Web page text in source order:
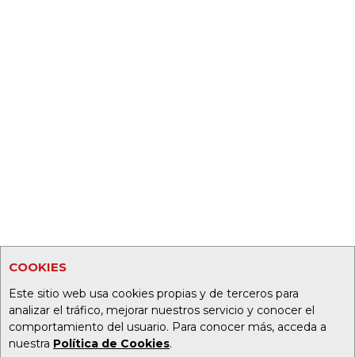
COOKIES
Este sitio web usa cookies propias y de terceros para
analizar el tráfico, mejorar nuestros servicio y conocer el
comportamiento del usuario. Para conocer más, acceda a
nuestra Política de Cookies.